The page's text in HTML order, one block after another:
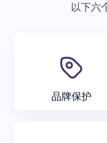
以下六
品牌保护